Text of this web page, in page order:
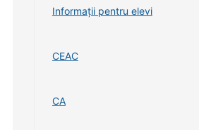
Informații pentru elevi
CEAC
CA